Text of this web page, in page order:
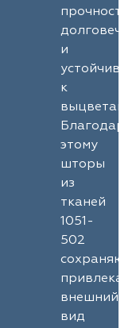
и
к
Благодаря
этому
шторы
из
тканей
1051-
502
сохраняют
внешний
вид